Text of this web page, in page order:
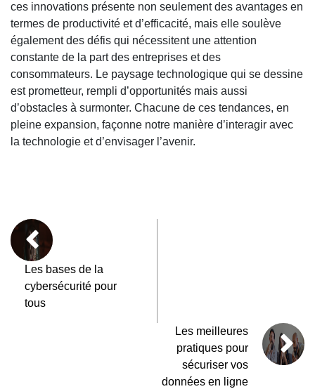
ces innovations présente non seulement des avantages en
termes de productivité et d’efficacité, mais elle soulève
également des défis qui nécessitent une attention
constante de la part des entreprises et des
consommateurs. Le paysage technologique qui se dessine
est prometteur, rempli d’opportunités mais aussi
d’obstacles à surmonter. Chacune de ces tendances, en
pleine expansion, façonne notre manière d’interagir avec
la technologie et d’envisager l’avenir.
Les bases de la
cybersécurité pour
tous
Les meilleures
pratiques pour
sécuriser vos
données en ligne